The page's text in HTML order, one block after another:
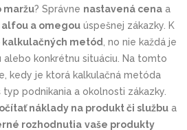
maržu? Správne nastavená cenaa
alfou a omegou úspešnej zákazky. K
metód
, no nie každá je
alebo konkrétnu situáciu. Na tomto
kedy je ktorá kalkulačná metóda
podnikania a okolnosti zákazky.
náklady na produkt či službua
rozhodnutia vaše produkty